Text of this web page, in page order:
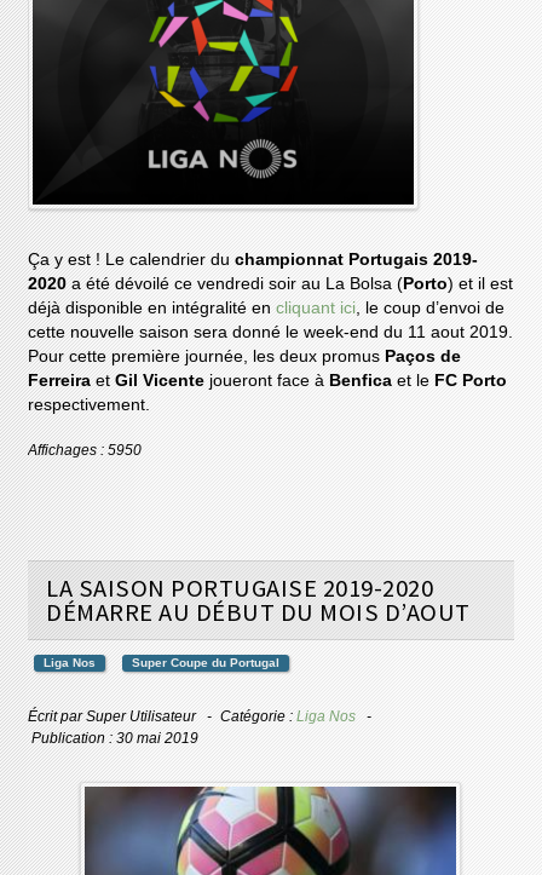
Ça y est ! Le calendrier duchampionnat Portugais 2019-
2020a été dévoilé ce vendredi soir au La Bolsa ( Porto) et il est
déjà disponible en intégralité encliquant ici, le coup d’envoi de
cette nouvelle saison sera donné le week-end du 11 aout 2019.
Pour cette première journée, les deux promus Paços de
FerreiraetGil Vicente joueront face à Benficaet le FC Porto
respectivement.
Affichages : 5950
LA SAISON PORTUGAISE 2019-2020
DÉMARRE AU DÉBUT DU MOIS D’AOUT
Liga Nos Super Coupe du Portugal
Écrit parSuper Utilisateur Catégorie :Liga Nos
Publication : 30 mai 2019